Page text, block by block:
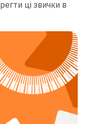
ці звички в